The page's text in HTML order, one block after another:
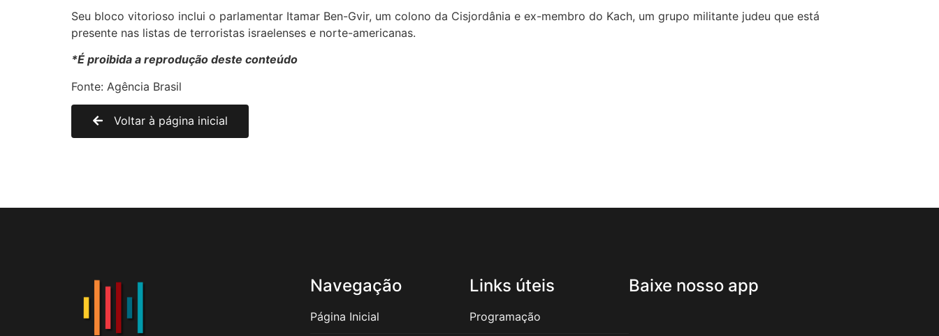
Seu bloco vitorioso inclui o parlamentar Itamar Ben-Gvir, um colono da Cisjordânia e ex-membro do Kach, um grupo militante judeu que está
presente nas listas de terroristas israelenses e norte-americanas.
*É proibida a reprodução deste conteúdo
Fonte: Agência Brasil
Voltar à página inicial
Navegação
Página Inicial
Links úteis
Programação
Baixe nosso app